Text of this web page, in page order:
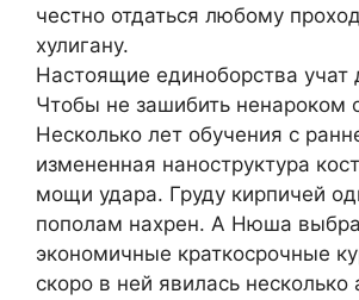
честно отдаться любому
хулигану.
Настоящие единоборства
Чтобы не зашибить ненароком
Несколько лет обучения с
измененная наноструктура
мощи удара. Груду кирпичей
пополам нахрен. А Нюша
экономичные краткосрочные
скоро в ней явилась несколько